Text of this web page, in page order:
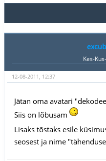
Kes-
12-08-2011, 12:37
Jätan oma avatari
Siis on lõbusam
Lisaks tõstaks esile
seosest ja nime